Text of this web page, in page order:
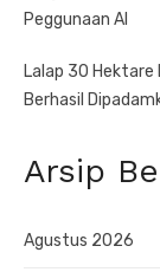
Peggunaan AI
Lalap 30 Hektare
Berhasil
Arsip
Agustus 2026